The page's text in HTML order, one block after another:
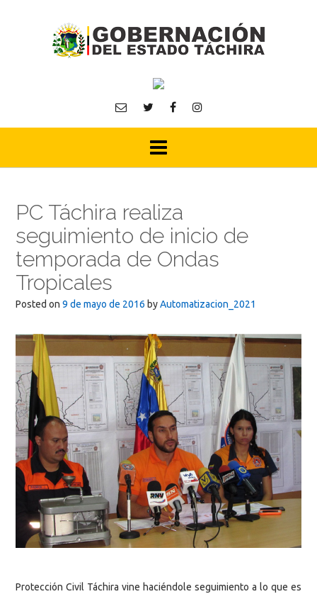
PC Táchira realiza
seguimiento de inicio de
temporada de Ondas
Tropicales
Posted on 9 de mayo de 2016 byAutomatizacion_2021
Protección Civil Táchira vine haciéndole seguimiento a lo que es